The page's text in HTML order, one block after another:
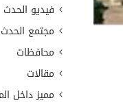
فيديو الحدث
مجتمع الحدث
محافظات
مقالات
مميز داخل